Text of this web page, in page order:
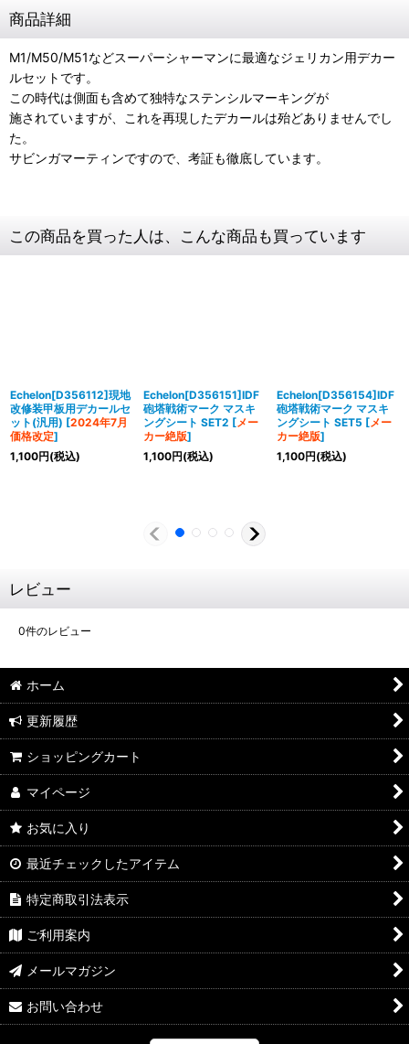
商品詳細
M1/M50/M51などスーパーシャーマンに最適なジェリカン用デカー
ルセットです。
この時代は側面も含めて独特なステンシルマーキングが
施されていますが、これを再現したデカールは殆どありませんでし
た。
サビンガマーティンですので、考証も徹底しています。
この商品を買った人は、こんな商品も買っています
Echelon[D356112]現地
改修装甲板用デカールセ
ット(汎用) [2024年7月
価格改定]
1,100円(税込)
Echelon[D356151]IDF
砲塔戦術マーク マスキ
ングシート SET2 [メー
カー絶版]
1,100円(税込)
Echelon[D356154]IDF
砲塔戦術マーク マスキ
ングシート SET5 [メー
カー絶版]
1,100円(税込)
レビュー
0件のレビュー
ホーム
更新履歴
ショッピングカート
マイページ
お気に入り
最近チェックしたアイテム
特定商取引法表示
ご利用案内
メールマガジン
お問い合わせ